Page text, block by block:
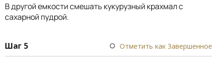
В другой емкости смешать кукурузный крахмал с
сахарной пудрой.
Шаг 5 Отметить как Завершенное